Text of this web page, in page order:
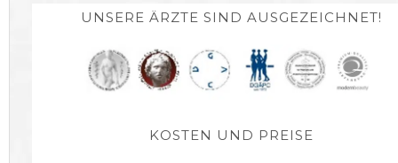
UNSERE ÄRZTE SIND AUSGEZEICHNET!
KOSTEN UND PREISE